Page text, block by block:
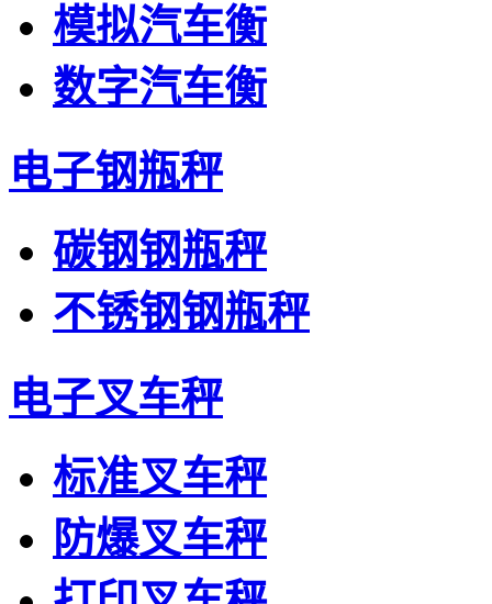
模拟汽车衡
数字汽车衡
电子钢瓶秤
碳钢钢瓶秤
不锈钢钢瓶秤
电子叉车秤
标准叉车秤
防爆叉车秤